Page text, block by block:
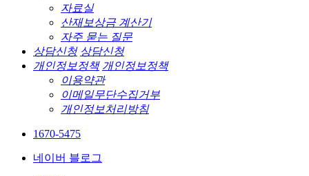
자료실
산재보상금 계산기
자주 묻는 질문
상담신청 상담신청
개인정보정책 개인정보정책
이용약관
이메일무단수집거부
개인정보처리방침
1670-5475
네이버 블로그